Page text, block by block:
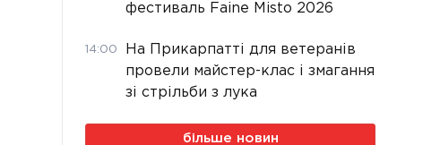
фестиваль Faine Misto 2026
14:00
На Прикарпатті для ветеранів
провели майстер-клас і змагання
зі стрільби з лука
більше новин